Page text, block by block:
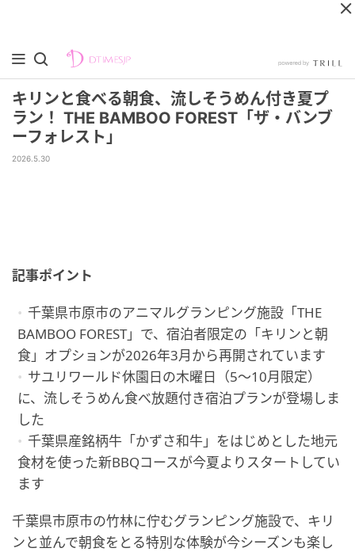
キリンと食べる朝食、流しそうめん付き夏プ
ラン！ THE BAMBOO FOREST「ザ・バンブ
ーフォレスト」
2026.5.30
記事ポイント
千葉県市原市のアニマルグランピング施設「THE
BAMBOO FOREST」で、宿泊者限定の「キリンと朝
食」オプションが2026年3月から再開されています
サユリワールド休園日の木曜日（5〜10月限定）
に、流しそうめん食べ放題付き宿泊プランが登場しま
した
千葉県産銘柄牛「かずさ和牛」をはじめとした地元
食材を使った新BBQコースが今夏よりスタートしてい
ます
千葉県市原市の竹林に佇むグランピング施設で、キリ
ンと並んで朝食をとる特別な体験が今シーズンも楽し